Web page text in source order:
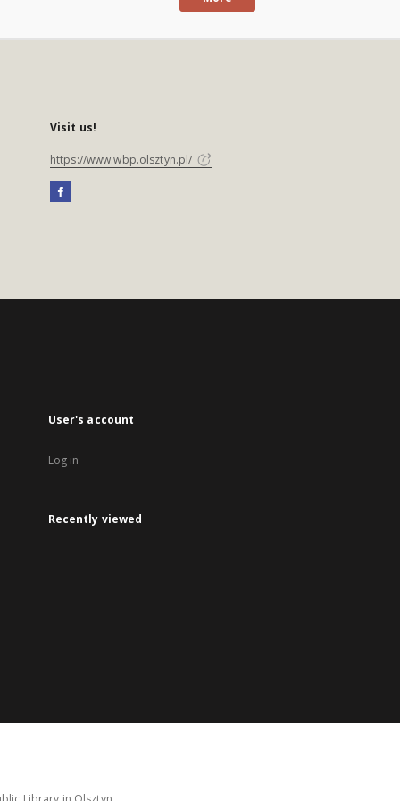
Visit us!
https://www.wbp.olsztyn.pl/
User's account
Log in
Recently viewed